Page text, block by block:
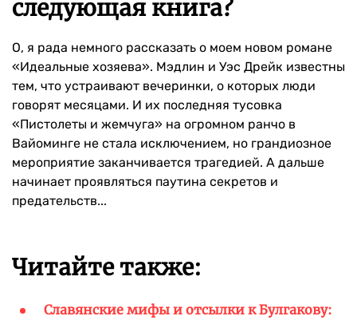
следующая книга?
О, я рада немного рассказать о моем новом романе
«Идеальные хозяева». Мэдлин и Уэс Дрейк известны
тем, что устраивают вечеринки, о которых люди
говорят месяцами. И их последняя тусовка
«Пистолеты и жемчуга» на огромном ранчо в
Вайоминге не стала исключением, но грандиозное
мероприятие заканчивается трагедией. А дальше
начинает проявляться паутина секретов и
предательств...
Читайте также:
Славянские мифы и отсылки к Булгакову: